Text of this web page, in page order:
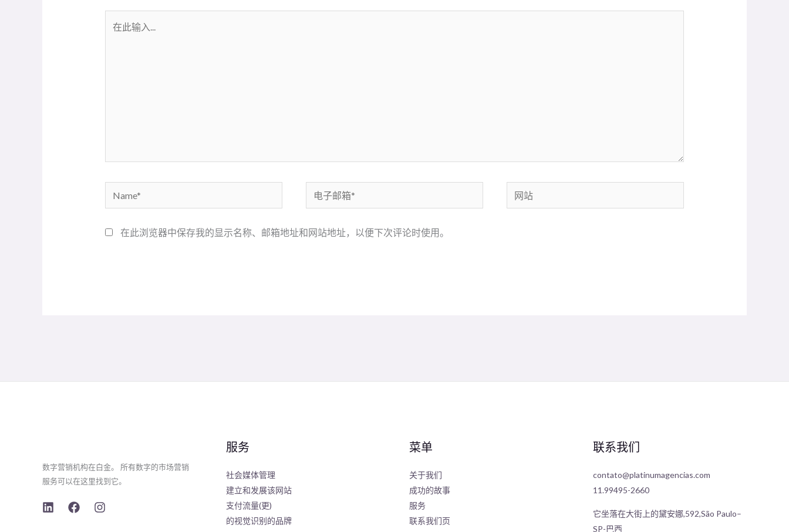
Name*
子
网
站
在此浏览器中保存我的显示名称、邮箱地址和网站地址，以便下次评论时使用。
数字营销机构在白金。 所有数字的市场营销
服务可以在这里找到它。
服务
社会媒体管理
建立和发展该网站
支付流量(更)
的视觉识别的品牌
菜单
关于我们
成功的故事
服务
联系我们页
联系我们
contato@platinumagencias.com
11.99495-2660
它坐落在大街上的黛安娜,592,São Paulo–
SP-巴西